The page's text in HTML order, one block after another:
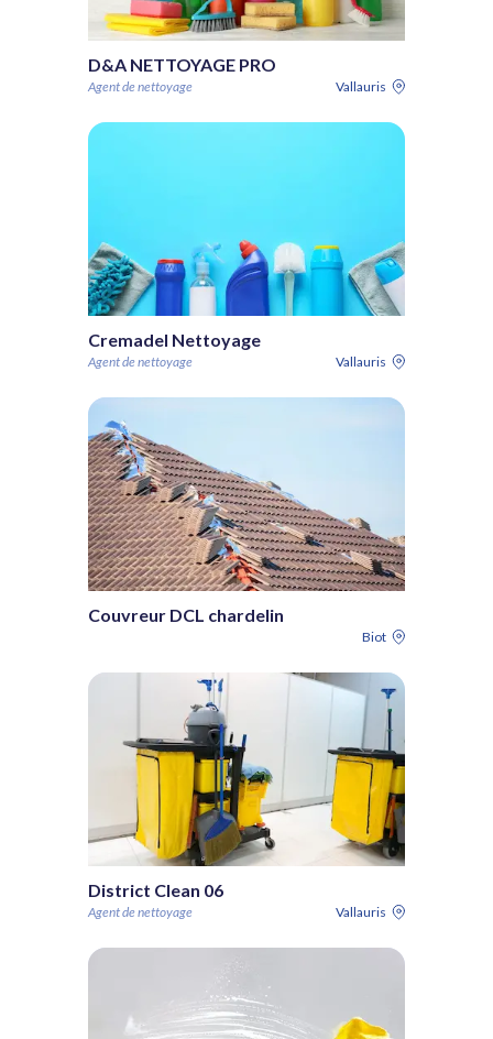
D&A NETTOYAGE PRO
Agent de nettoyage Vallauris
Cremadel Nettoyage
Agent de nettoyage Vallauris
Couvreur DCL chardelin
Biot
District Clean 06
Agent de nettoyage Vallauris